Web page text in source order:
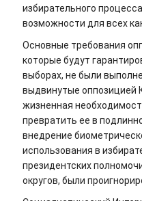
избирательного
возможности для всех
Основные требования
которые будут
выборах, не были
выдвинутые оппозицией
жизненная
превратить ее в
внедрение
использования в
президентских
округов, были